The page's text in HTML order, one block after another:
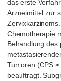
das erste
Arzneimittel zur
Chemotherapie
Behandlung des
Tumoren (CPS
beauftragt.